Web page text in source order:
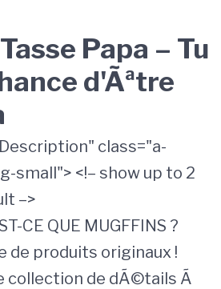
Papa – Tu
d'Ãªtre
class="a-
small"> <!– show up to 2
–>
CE QUE MUGFFINS ?
de produits originaux !
collection de dÃ©tails Ã